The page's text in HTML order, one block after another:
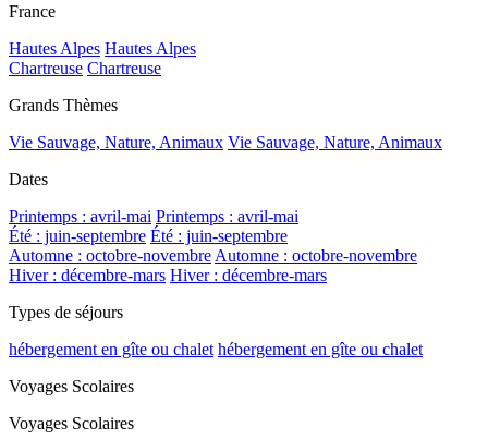
France
Hautes Alpes Hautes Alpes
Chartreuse Chartreuse
Grands Thèmes
Vie Sauvage, Nature, Animaux Vie Sauvage, Nature, Animaux
Dates
Printemps : avril-mai Printemps : avril-mai
Été : juin-septembre Été : juin-septembre
Automne : octobre-novembre Automne : octobre-novembre
Hiver : décembre-mars Hiver : décembre-mars
Types de séjours
hébergement en gîte ou chalet hébergement en gîte ou chalet
Voyages Scolaires
Voyages Scolaires